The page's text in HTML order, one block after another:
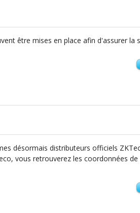
être mises en place afin d'assurer la
désormais distributeurs officiels
vous retrouverez les coordonnées